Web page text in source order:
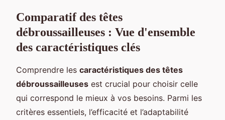
Comparatif des têtes
débroussailleuses : Vue d'ensemble
des caractéristiques clés
Comprendre les caractéristiques des têtes
débroussailleuses est crucial pour choisir celle
qui correspond le mieux à vos besoins. Parmi les
critères essentiels, l’efficacité et l’adaptabilité